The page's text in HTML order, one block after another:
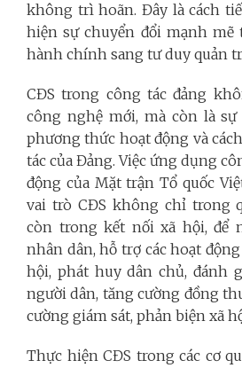
không trì hoãn. Đây là cách
hiện sự chuyển đổi mạnh mẽ
hành chính sang tư duy quản
CĐS trong công tác đảng
công nghệ mới, mà còn là
phương thức hoạt động và
tác của Đảng. Việc ứng dụng
động của Mặt trận Tổ quốc
vai trò CĐS không chỉ trong
còn trong kết nối xã hội, để
nhân dân, hỗ trợ các hoạt
hội, phát huy dân chủ, đánh
người dân, tăng cường đồng
cường giám sát, phản biện xã
Thực hiện CĐS trong các cơ